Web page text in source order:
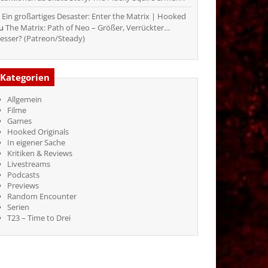
Ein großartiges Desaster: Enter the Matrix | Hooked
The Matrix: Path of Neo – Größer, Verrückter…
(Patreon/Steady)
Kategorien
Allgemein
Filme
Games
Hooked Originals
In eigener Sache
Kritiken & Reviews
Livestreams
Podcasts
Previews
Random Encounter
Serien
T23 – Time to Drei